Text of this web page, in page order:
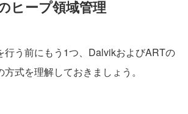
ヒープ領域管理
う前にもう1つ、DalvikおよびARTの
式を理解しておきましょう。